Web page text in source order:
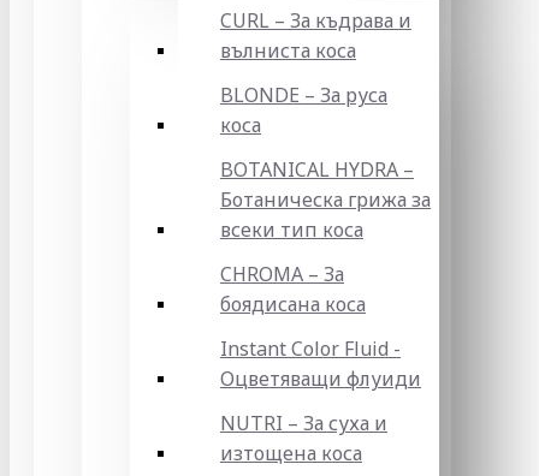
CURL – За къдрава и
вълниста коса
BLONDE – За руса
коса
BOTANICAL HYDRA –
Ботаническа грижа за
всеки тип коса
CHROMA – За
боядисана коса
Instant Color Fluid -
Оцветяващи флуиди
NUTRI – За суха и
изтощена коса